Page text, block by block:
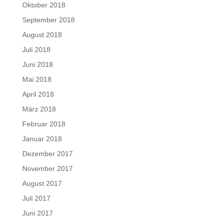
Oktober 2018
September 2018
August 2018
Juli 2018
Juni 2018
Mai 2018
April 2018
März 2018
Februar 2018
Januar 2018
Dezember 2017
November 2017
August 2017
Juli 2017
Juni 2017